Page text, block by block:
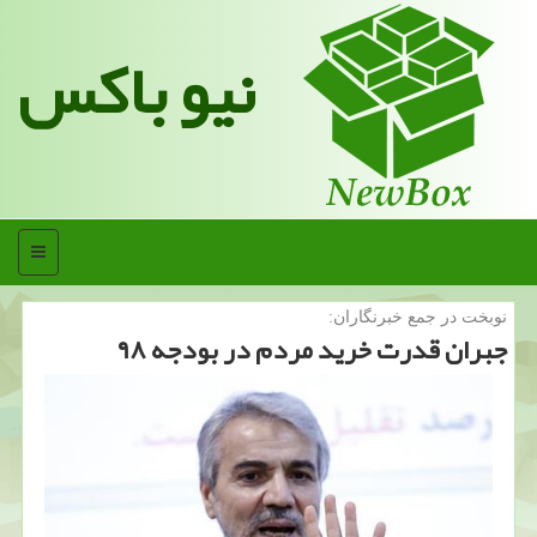
نیو باکس
منو
نوبخت در جمع خبرنگاران:
جبران قدرت خرید مردم در بودجه ۹۸